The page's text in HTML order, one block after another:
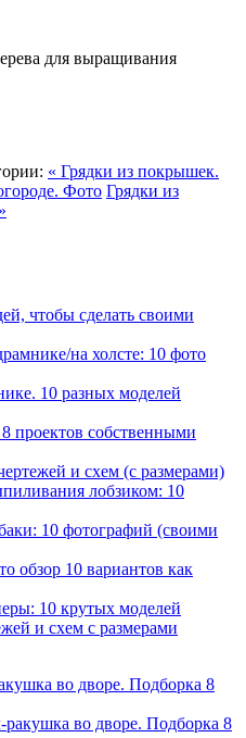
для выращивания
« Грядки из покрышек.
Фото Грядки из
чтобы сделать своими
на холсте: 10 фото
10 разных моделей
проектов собственными
и схем (с размерами)
лобзиком: 10
10 фотографий (своими
обзор 10 вариантов как
10 крутых моделей
и схем с размерами
во дворе. Подборка 8